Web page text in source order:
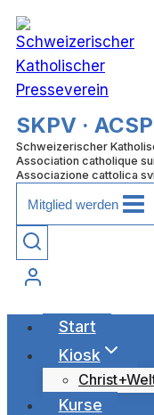
Zum
Inhalt
springen
SKPV ·
Schweizerischer
Association catholique
Associazione cattolica
Mitglied werden
Start
Kiosk
Kurse